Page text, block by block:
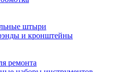
штыри
и кронштейны
ремонта